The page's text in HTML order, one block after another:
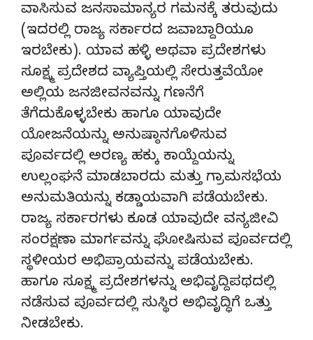
ವಾಸಿಸುವ ಜನಸಾಮಾನ್ಯರ ಗಮನಕ್ಕೆ ತರುವುದು
(ಇದರಲ್ಲಿ ರಾಜ್ಯ ಸರ್ಕಾರದ ಜವಾಬ್ದಾರಿಯೂ
ಇರಬೇಕು). ಯಾವ ಹಳ್ಳಿ ಅಥವಾ ಪ್ರದೇಶಗಳು
ಸೂಕ್ಷ್ಮ ಪ್ರದೇಶದ ವ್ಯಾಪ್ತಿಯಲ್ಲಿ ಸೇರುತ್ತವೆಯೋ
ಅಲ್ಲಿಯ ಜನಜೀವನವನ್ನು ಗಣನೆಗೆ
ತೆಗೆದುಕೊಳ್ಳಬೇಕು ಹಾಗೂ ಯಾವುದೇ
ಯೋಜನೆಯನ್ನು ಅನುಷ್ಠಾನಗೊಳಿಸುವ
ಪೂರ್ವದಲ್ಲಿ ಅರಣ್ಯ ಹಕ್ಕು ಕಾಯ್ದೆಯನ್ನು
ಉಲ್ಲಂಘನೆ ಮಾಡಬಾರದು ಮತ್ತು ಗ್ರಾಮಸಭೆಯ
ಅನುಮತಿಯನ್ನು ಕಡ್ಡಾಯವಾಗಿ ಪಡೆಯಬೇಕು.
ರಾಜ್ಯ ಸರ್ಕಾರಗಳು ಕೂಡ ಯಾವುದೇ ವನ್ಯಜೀವಿ
ಸಂರಕ್ಷಣಾ ಮಾರ್ಗವನ್ನು ಘೋಷಿಸುವ ಪೂರ್ವದಲ್ಲಿ
ಸ್ಥಳೀಯರ ಅಭಿಪ್ರಾಯವನ್ನು ಪಡೆಯಬೇಕು.
ಹಾಗೂ ಸೂಕ್ಷ್ಮ ಪ್ರದೇಶಗಳನ್ನು ಅಭಿವೃದ್ದಿಪಥದಲ್ಲಿ
ನಡೆಸುವ ಪೂರ್ವದಲ್ಲಿ ಸುಸ್ಥಿರ ಅಭಿವೃದ್ಧಿಗೆ ಒತ್ತು
ನೀಡಬೇಕು.